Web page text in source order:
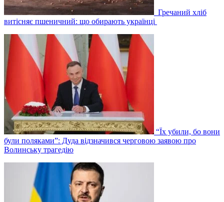
Гречаний хліб
витісняє пшеничний: що обирають українці
“Їх убили, бо вони
були поляками”: Дуда відзначився черговою заявою про
Волинську трагедію